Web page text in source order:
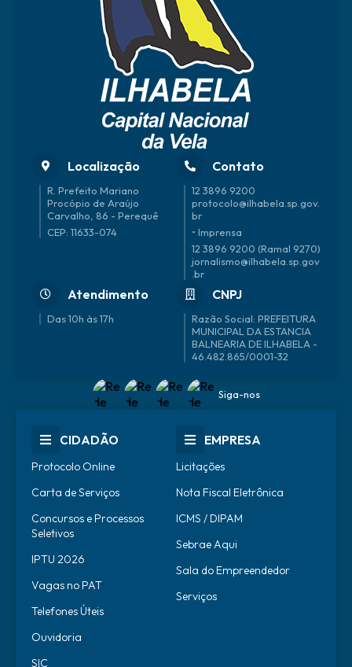
Localização
R. Prefeito Mariano
Procópio de Araújo
Carvalho, 86 - Perequê
CEP: 11633-074
Contato
12 3896 9200
protocolo@ilhabela.sp.gov.
br
• Imprensa
12 3896 9200 (Ramal 9270)
jornalismo@ilhabela.sp.gov
.br
Atendimento
Das 10h às 17h
CNPJ
46.482.865/0001-32
Siga-nos
CIDADÃO
Protocolo Online
Carta de Serviços
Concursos e Processos
Seletivos
IPTU 2026
Vagas no PAT
Telefones Úteis
Ouvidoria
SIC
EMPRESA
Licitações
Nota Fiscal Eletrônica
ICMS / DIPAM
Sebrae Aqui
Sala do Empreendedor
Serviços